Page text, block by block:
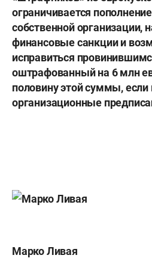
ограничивается
собственной организации,
финансовые санкции и
исправиться
оштрафованный на 6 млн
половину этой суммы,
организационные
Марко Ливая